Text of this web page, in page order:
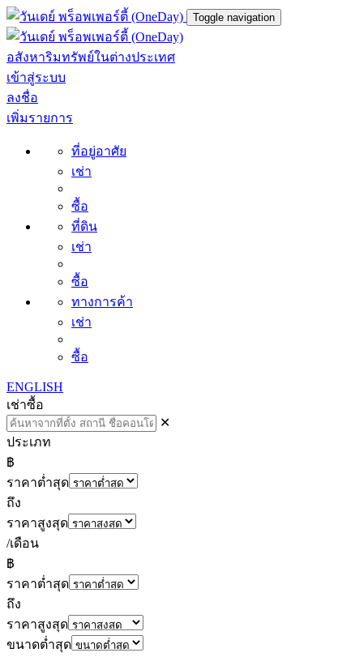
Toggle navigation
อสังหาริมทรัพย์ในต่างประเทศ
เข้าสู่ระบบ
ลงชื่อ
เพิ่มรายการ
ที่อยู่อาศัย
เช่า
ซื้อ
ที่ดิน
เช่า
ซื้อ
ทางการค้า
เช่า
ซื้อ
ENGLISH
เช่าซื้อ
✕
ประเภท
฿
ราคาต่ำสุด
ถึง
ราคาสูงสุด
/เดือน
฿
ราคาต่ำสุด
ถึง
ราคาสูงสุด
ขนาดต่ำสุด